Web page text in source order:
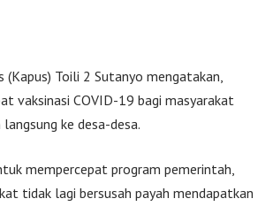
(Kapus) Toili 2 Sutanyo mengatakan,
vaksinasi COVID-19 bagi masyarakat
ke desa-desa.
mempercepat program pemerintah,
tidak lagi bersusah payah mendapatkan